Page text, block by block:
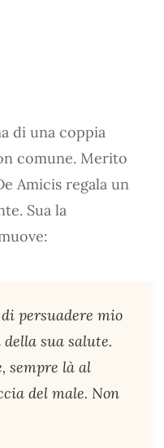
di una coppia
comune. Merito
Amicis regala un
Sua la
di persuadere mio
sua salute.
sempre là al
del male. Non